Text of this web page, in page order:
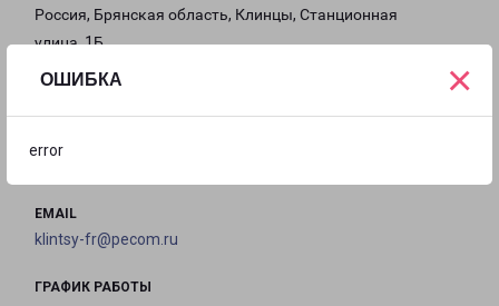
ОШИБКА
error
×
Россия, Брянская область, Клинцы, Станционная
улица, 1Б
EMAIL
klintsy-fr@pecom.ru
ГРАФИК РАБОТЫ